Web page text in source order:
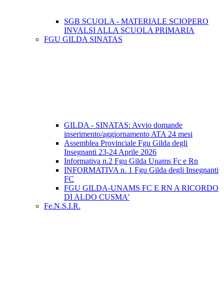
SGB SCUOLA - MATERIALE SCIOPERO
INVALSI ALLA SCUOLA PRIMARIA
FGU GILDA SINATAS
GILDA - SINATAS: Avvio domande
inserimento/aggiornamento ATA 24 mesi
Assemblea Provinciale Fgu Gilda degli
Insegnanti 23-24 Aprile 2026
Informativa n.2 Fgu Gilda Unams Fc e Rn
INFORMATIVA n. 1 Fgu Gilda degli Insegnanti
FC
FGU GILDA-UNAMS FC E RN A RICORDO
DI ALDO CUSMA'
Fe.N.S.I.R.